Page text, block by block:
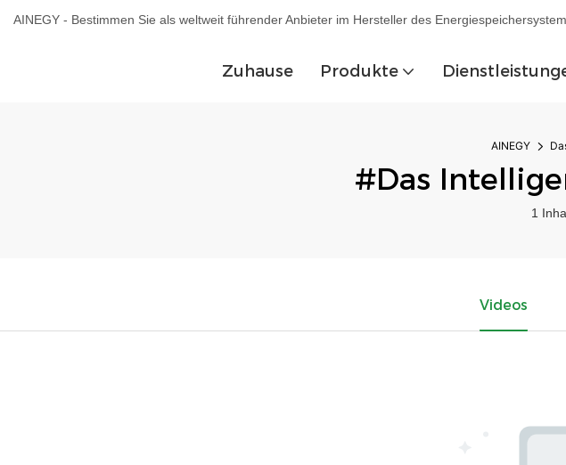
AINEGY - Bestimmen Sie als weltweit führender Anbieter im Hersteller des
Zuhause Produkte
AINEGY
#Das
1
Videos